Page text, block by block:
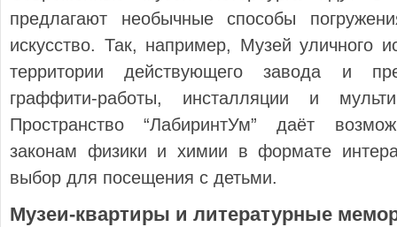
предлагают необычные способы
искусство. Так, например, Музей уличного
территории действующего завода и
граффити-работы, инсталляции и
Пространство “ЛабиринтУм” даёт
законам физики и химии в формате
выбор для посещения с детьми.
Музеи-квартиры и литературные